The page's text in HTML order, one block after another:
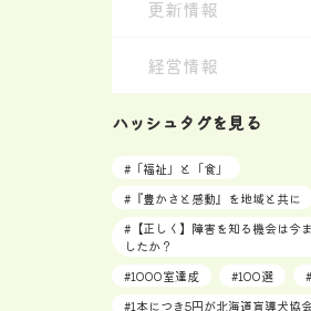
更新情報
経営情報
ハッシュタグを見る
# 「福祉」と「食」
# 『豊かさと感動』を地域と共に
# 【正しく】障害を知る機会は今
したか？
#1000室達成 #100選 #
#1本につき5円が北海道盲導犬協